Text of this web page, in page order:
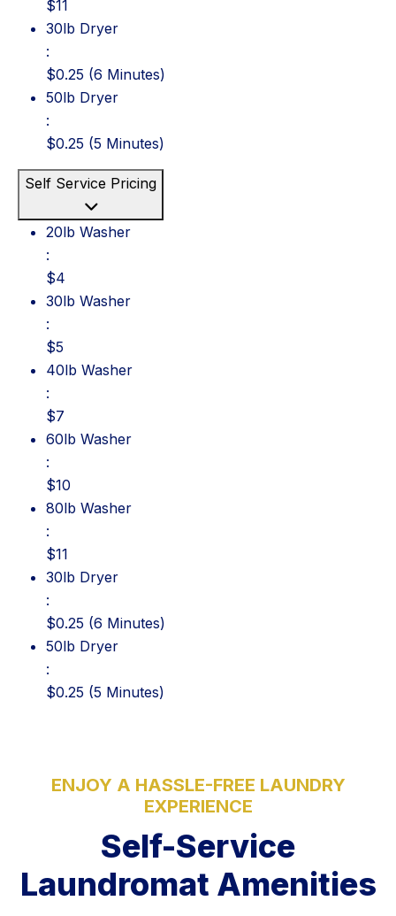
$11
30lb Dryer: $0.25 (6 Minutes)
30lb Dryer
:
$0.25 (6 Minutes)
50lb Dryer: $0.25 (5 Minutes)
50lb Dryer
:
$0.25 (5 Minutes)
Self Service Pricing
20lb Washer: $4
20lb Washer
:
$4
30lb Washer: $5
30lb Washer
:
$5
40lb Washer: $7
40lb Washer
:
$7
60lb Washer: $10
60lb Washer
:
$10
80lb Washer: $11
80lb Washer
:
$11
30lb Dryer: $0.25 (6 Minutes)
30lb Dryer
:
$0.25 (6 Minutes)
50lb Dryer: $0.25 (5 Minutes)
50lb Dryer
:
$0.25 (5 Minutes)
ENJOY A HASSLE-FREE LAUNDRY
EXPERIENCE
Self-Service
Laundromat Amenities